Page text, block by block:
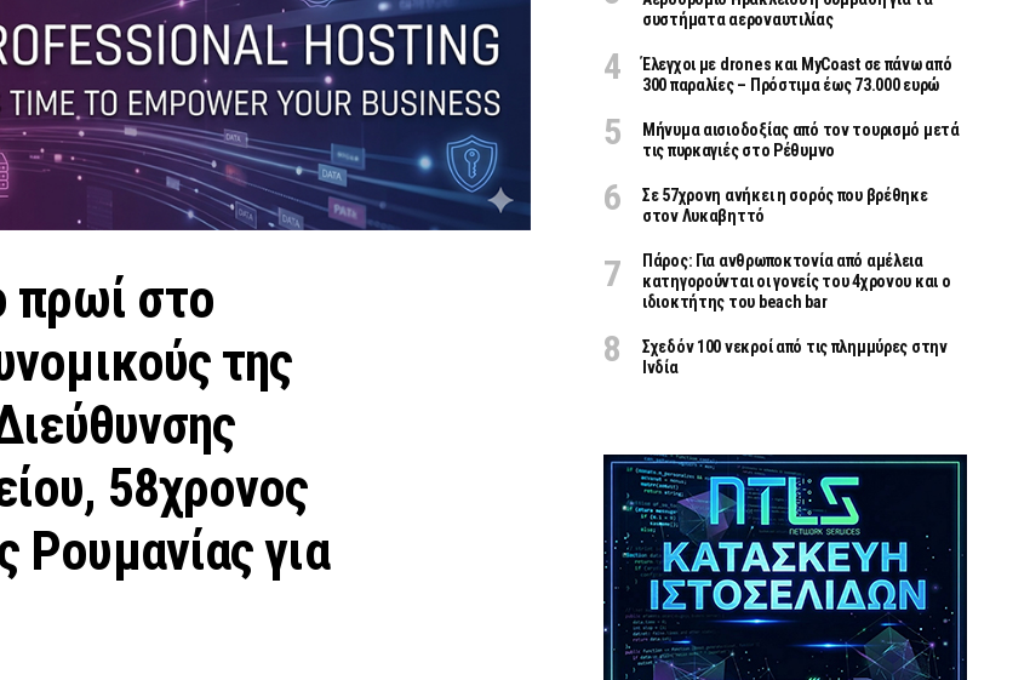
πρωί στο
της
58χρονος
Ρουμανίας για
συστήματα αεροναυτιλίας
Έλεγχοι με drones και MyCoast σε πάνω από
300 παραλίες – Πρόστιμα έως 73.000 ευρώ
Μήνυμα αισιοδοξίας από τον τουρισμό μετά
τις πυρκαγιές στο Ρέθυμνο
Σε 57χρονη ανήκει η σορός που βρέθηκε
στον Λυκαβηττό
Πάρος: Για ανθρωποκτονία από αμέλεια
κατηγορούνται οι γονείς του 4χρονου και ο
ιδιοκτήτης του beach bar
Σχεδόν 100 νεκροί από τις πλημμύρες στην
Ινδία